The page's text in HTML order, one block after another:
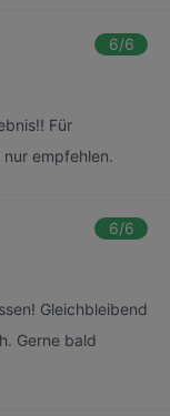
6/6
Für
nur empfehlen.
6/6
Gleichbleibend
Gerne bald